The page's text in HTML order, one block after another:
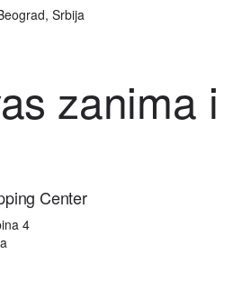
Srbija
zanima i
Center
4